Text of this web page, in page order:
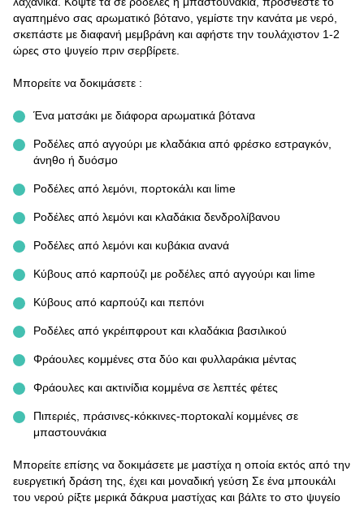
αγαπημένο σας αρωματικό βότανο, γεμίστε την κανάτα με νερό,
σκεπάστε με διαφανή μεμβράνη και αφήστε την τουλάχιστον 1-2
ώρες στο ψυγείο πριν σερβίρετε.
Μπορείτε να δοκιμάσετε :
Ένα ματσάκι με διάφορα αρωματικά βότανα
Ροδέλες από αγγούρι με κλαδάκια από φρέσκο εστραγκόν,
άνηθο ή δυόσμο
Ροδέλες από λεμόνι, πορτοκάλι και lime
Ροδέλες από λεμόνι και κλαδάκια δενδρολίβανου
Ροδέλες από λεμόνι και κυβάκια ανανά
Κύβους από καρπούζι με ροδέλες από αγγούρι και lime
Κύβους από καρπούζι και πεπόνι
Ροδέλες από γκρέιπφρουτ και κλαδάκια βασιλικού
Φράουλες κομμένες στα δύο και φυλλαράκια μέντας
Φράουλες και ακτινίδια κομμένα σε λεπτές φέτες
Πιπεριές, πράσινες-κόκκινες-πορτοκαλί κομμένες σε
μπαστουνάκια
Μπορείτε επίσης να δοκιμάσετε με μαστίχα η οποία εκτός από την
ευεργετική δράση της, έχει και μοναδική γεύση Σε ένα μπουκάλι
του νερού ρίξτε μερικά δάκρυα μαστίχας και βάλτε το στο ψυγείο